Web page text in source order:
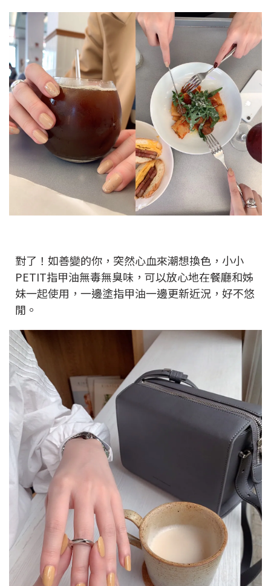
對了！如善變的你，突然心血來潮想換色，小小
PETIT指甲油無毒無臭味，可以放心地在餐廳和姊
妹一起使用，一邊塗指甲油一邊更新近況，好不悠
閒。